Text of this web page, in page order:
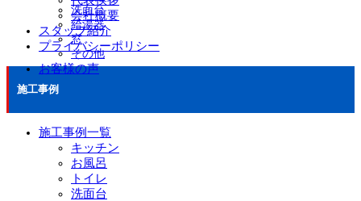
洗面台
給湯器
窓
その他
お客様の声
会社概要
スタッフ紹介
プライバシーポリシー
施工事例
施工事例一覧
キッチン
お風呂
トイレ
洗面台